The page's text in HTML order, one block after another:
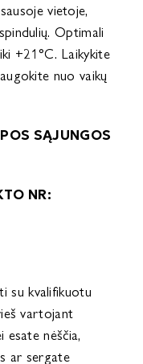
vietoje,
Optimali
+21°C. Laikykite
nuo vaikų
SĄJUNGOS
NR:
su kvalifikuotu
vartojant
esate nėščia,
ar sergate